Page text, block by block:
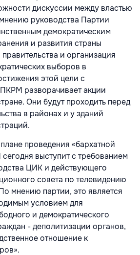
дискуссии между властью
руководства Партии
демократическим
и развития страны
и организация
выборов в
этой цели с
разворачивает акции
Они будут проходить перед
в районах и у зданий
проведения «бархатной
выступит с требованием
ЦИК и действующего
совета по телевидению
мнению партии, это является
условием для
и демократического
- деполитизации органов,
отношение к